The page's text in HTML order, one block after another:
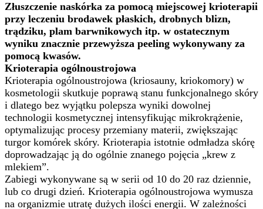
Złuszczenie naskórka za pomocą miejscowej krioterapii
przy leczeniu brodawek płaskich, drobnych blizn,
trądziku, plam barwnikowych itp. w ostatecznym
wyniku znacznie przewyższa peeling wykonywany za
pomocą kwasów.
Krioterapia ogólnoustrojowa
Krioterapia ogólnoustrojowa (kriosauny, kriokomory) w
kosmetologii skutkuje poprawą stanu funkcjonalnego skóry
i dlatego bez wyjątku polepsza wyniki dowolnej
technologii kosmetycznej intensyfikując mikrokrążenie,
optymalizując procesy przemiany materii, zwiększając
turgor komórek skóry. Krioterapia istotnie odmładza skórę
doprowadzając ją do ogólnie znanego pojęcia „krew z
mlekiem”.
Zabiegi wykonywane są w serii od 10 do 20 raz dziennie,
lub co drugi dzień. Krioterapia ogólnoustrojowa wymusza
na organizmie utratę dużych ilości energii. W zależności